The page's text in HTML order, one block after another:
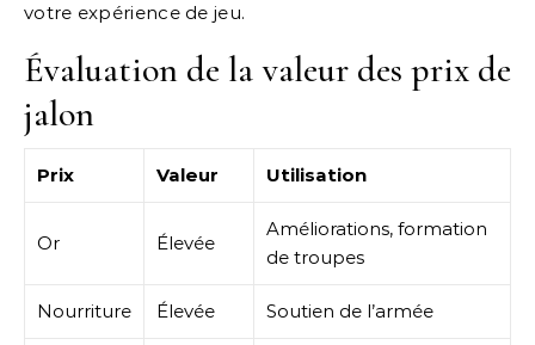
votre expérience de jeu.
Évaluation de la valeur des prix de
jalon
Prix Valeur Utilisation
Or Élevée
Améliorations, formation
de troupes
Nourriture Élevée Soutien de l’armée